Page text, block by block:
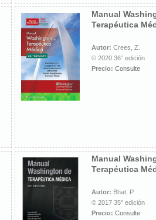
Manual
Terapéutica
Autor: Crees, Z.
© 2020 36° edición
Precio: Consulte
Manual
Terapéutica
Autor: Bhat, P.
© 2017 35° edición
Precio: Consulte